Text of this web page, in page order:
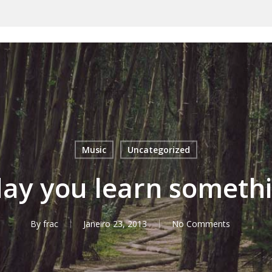
Music Uncategorized
you learn
By frac Janeiro 23, 2013 No Comments